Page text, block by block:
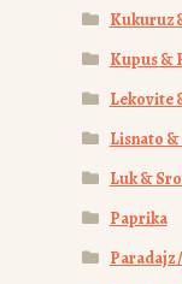
Kukuruz
Kupus &
Lekovite
Lisnato &
Luk &
Paprika
Paradajz